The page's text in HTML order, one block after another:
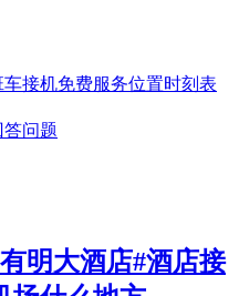
车接机免费服务位置时刻表
答问题
明大酒店#酒店接